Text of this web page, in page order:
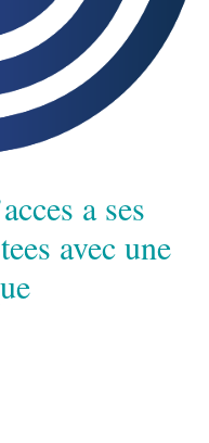
a ses
avec une